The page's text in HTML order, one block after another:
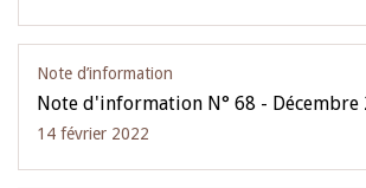
Note d’information
Note d'information N° 68 - Décembre
14 février 2022